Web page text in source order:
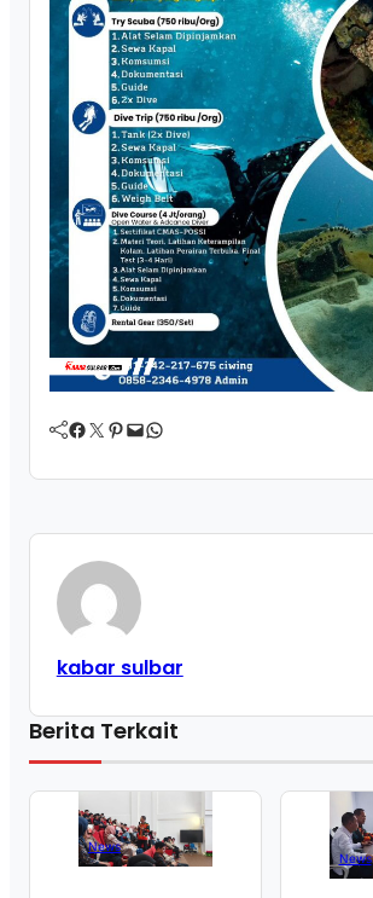
Facebook Twitter Pinterest Mail WhatsApp
kabar sulbar
Berita Terkait
News
News